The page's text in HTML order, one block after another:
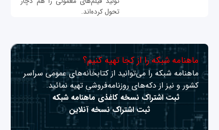
تحول کرده‌اند.
ماهنامه شبکه را از کجا تهیه کنیم؟
ماهنامه شبکه را می‌توانید از کتابخانه‌های عمومی سراسر
کشور و نیز از دکه‌های روزنامه‌فروشی تهیه نمائید.
ثبت اشتراک نسخه کاغذی ماهنامه شبکه
ثبت اشتراک نسخه آنلاین